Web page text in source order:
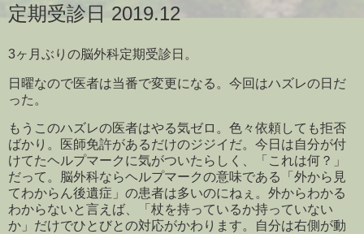
定期受診日 2019.12
3ヶ月ぶりの脳外科定期受診日。
日曜なので医者は当番で変更になる。今回はハズレの日だ
った。
もうこのハズレの医者はやる気ゼロ。色々依頼しても拒否
ばかり。医師免許があるだけのジジイだ。今日は自分が付
けてたヘルプマークに気がついたらしく、「これは何？」
だって。脳外科ならヘルプマークの意味である「外から見
てわからん後遺症」の患者は多いのにねぇ。外からわかる
わからないと言えば、「杖を持っているか持っていない
か」だけでひとびとの対応がかわります。自分は右側が動